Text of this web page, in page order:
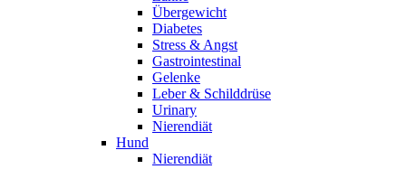
Übergewicht
Diabetes
Stress & Angst
Gastrointestinal
Gelenke
Leber & Schilddrüse
Urinary
Nierendiät
Hund
Nierendiät